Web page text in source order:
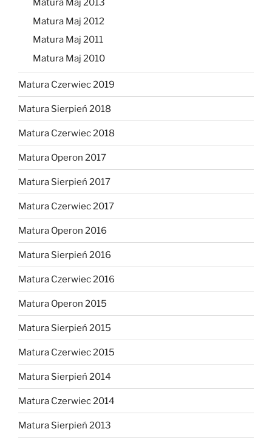
Matura Maj 2013
Matura Maj 2012
Matura Maj 2011
Matura Maj 2010
Matura Czerwiec 2019
Matura Sierpień 2018
Matura Czerwiec 2018
Matura Operon 2017
Matura Sierpień 2017
Matura Czerwiec 2017
Matura Operon 2016
Matura Sierpień 2016
Matura Czerwiec 2016
Matura Operon 2015
Matura Sierpień 2015
Matura Czerwiec 2015
Matura Sierpień 2014
Matura Czerwiec 2014
Matura Sierpień 2013